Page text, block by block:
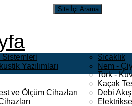
Sistemleri
Yazılımları
ve Ölçüm Cihazları
Sıcaklık
Nem -
Tork -
Kaçak
Debi Akış